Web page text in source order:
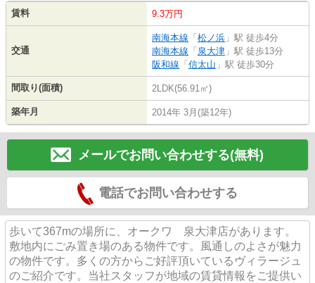
賃料 9.3万円
交通
南海本線 「 松ノ浜 」駅 徒歩4分
南海本線 「 泉大津 」駅 徒歩13分
阪和線 「 信太山 」駅 徒歩30分
間取り(面積) 2LDK(56.91㎡)
築年月 2014年 3月(築12年)
メールでお問い合わせする(無料)
電話でお問い合わせする
歩いて367mの場所に、オークワ 泉大津店があります。
敷地内にごみ置き場のある物件です。風通しのよさが魅力
の物件です。多くの方からご好評頂いているヴィラージュ
のご紹介です。当社スタッフが地域の賃貸情報をご提供い